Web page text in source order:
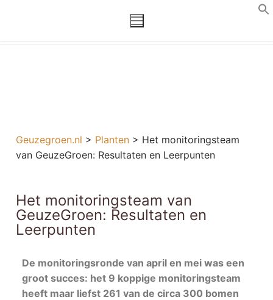
Over ons
Statuten
Beleidsplan
Jaarverantwoording
Actueel
Berichten
Foto-archief
In de media
Contact
Inloggen
HET MONITORINGSTEAM VAN GEUZEGROEN: RESULTATEN EN
Geuzegroen.nl > Planten > Het monitoringsteam
van GeuzeGroen: Resultaten en Leerpunten
Het monitoringsteam van
GeuzeGroen: Resultaten en
Leerpunten
De monitoringsronde van april en mei was een
groot succes: het 9 koppige monitoringsteam
heeft maar liefst 261 van de circa 300 bomen